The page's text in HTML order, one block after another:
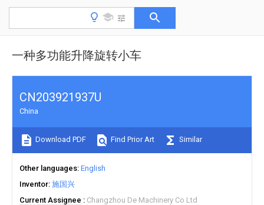
一种多功能升降旋转小车
CN203921937U
China
Download PDF Find Prior Art Similar
Other languages English
Inventor 施国兴
Current Assignee
Changzhou De Machinery Co Ltd